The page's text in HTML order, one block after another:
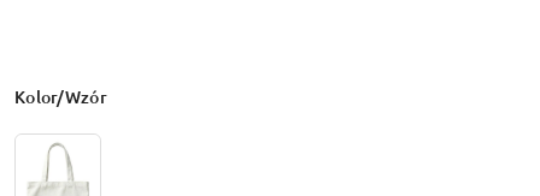
Wariant
Kolor/Wzór